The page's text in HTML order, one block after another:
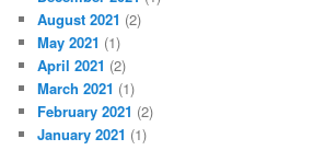
August 2021 (2)
May 2021 (1)
April 2021 (2)
March 2021 (1)
February 2021 (2)
January 2021 (1)